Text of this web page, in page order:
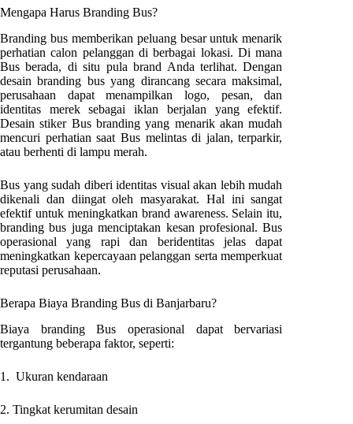
Mengapa Harus Branding Bus?
Branding bus memberikan peluang besar untuk menarik
perhatian calon pelanggan di berbagai lokasi. Di mana
Bus berada, di situ pula brand Anda terlihat. Dengan
desain branding bus yang dirancang secara maksimal,
perusahaan dapat menampilkan logo, pesan, dan
identitas merek sebagai iklan berjalan yang efektif.
Desain stiker Bus branding yang menarik akan mudah
mencuri perhatian saat Bus melintas di jalan, terparkir,
atau berhenti di lampu merah.
Bus yang sudah diberi identitas visual akan lebih mudah
dikenali dan diingat oleh masyarakat. Hal ini sangat
efektif untuk meningkatkan brand awareness. Selain itu,
branding bus juga menciptakan kesan profesional. Bus
operasional yang rapi dan beridentitas jelas dapat
meningkatkan kepercayaan pelanggan serta memperkuat
reputasi perusahaan.
Berapa Biaya Branding Bus di Banjarbaru?
Biaya branding Bus operasional dapat bervariasi
tergantung beberapa faktor, seperti:
1. Ukuran kendaraan
2. Tingkat kerumitan desain